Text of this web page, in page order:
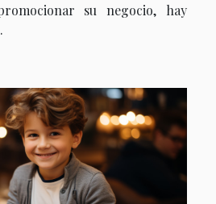
su negocio, hay